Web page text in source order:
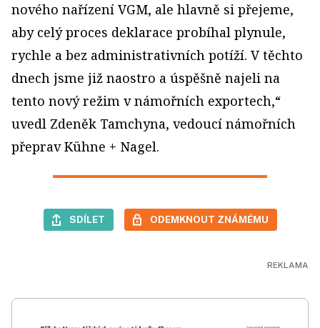
nového nařízení VGM, ale hlavně si přejeme,
aby celý proces deklarace probíhal plynule,
rychle a bez administrativních potíží. V těchto
dnech jsme již naostro a úspěšně najeli na
tento nový režim v námořních exportech,“
uvedl Zdeněk Tamchyna, vedoucí námořních
přeprav Kühne + Nagel.
SDÍLET ODEMKNOUT ZNÁMÉMU